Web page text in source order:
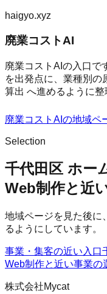
haigyo.xyz
廃業コストAI
廃業コストAIの入口で
を出発点に、業種別の
算出 へ進めるように
廃業コストAI の地域ペ
Selection
千代田区 ホー
Web制作と近
地域ページを見た後に
るようにしています。
事業・集客の近い入口
Web制作と近い事業の
株式会社Mycat